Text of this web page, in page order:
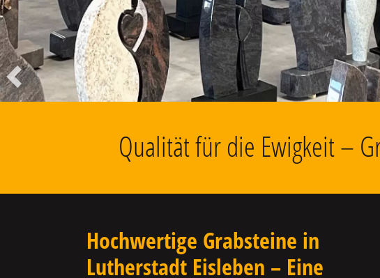
Vorheriger
Qualität für die Ewigkeit –
Hochwertige Grabsteine in
Lutherstadt Eisleben – Eine